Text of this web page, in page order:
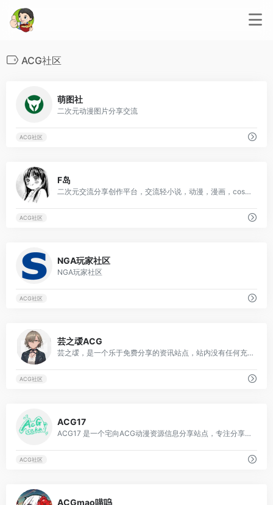
ACG社区
萌图社
二次元动漫图片分享交流
ACG社区
F岛
二次元交流分享创作平台，交流轻小说，动漫，漫画，cosplay，美图等资源
ACG社区
NGA玩家社区
NGA玩家社区
ACG社区
芸之叆ACG
芸之叆，是一个乐于免费分享的资讯站点，站内没有任何充值积分和购买会员渠道，也没有强制要求购买会员下载的提示，我们秉承着免费到底的原则运营站点，绝不会出现乱收费的现象，...
ACG社区
ACG17
ACG17 是一个宅向ACG动漫资源信息分享站点，专注分享ACG趣闻资讯和高清动漫游戏音乐资源，在这里你能找到很多欢乐。
ACG社区
ACGmao喵呜